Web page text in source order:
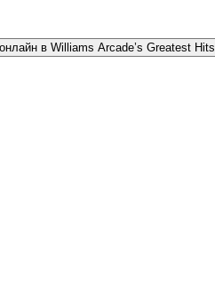
в Williams Arcade’s Greatest Hits